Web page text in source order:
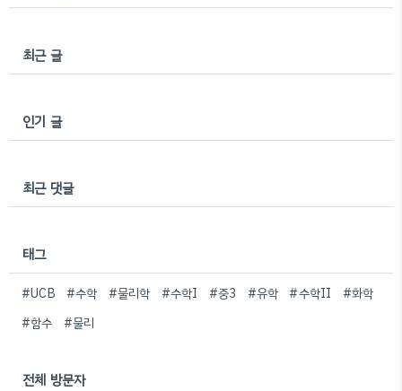
최근 글
인기 글
최근 댓글
태그
#UCB #수학 #물리학 #수학I #중3 #유학 #수학II
#화학
#함수
#물리
전체 방문자